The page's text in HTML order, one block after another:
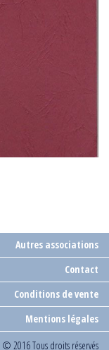
Autres associations
Contact
Conditions de vente
Mentions légales
© 2016 Tous droits réservés